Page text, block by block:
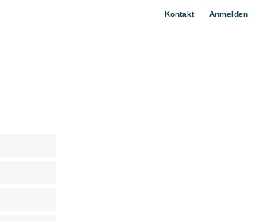
Kontakt| Anmelden